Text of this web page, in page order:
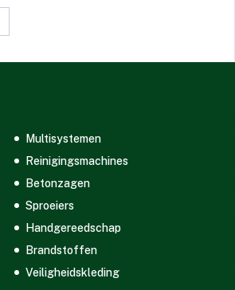
Multisystemen
Reinigingsmachines
Betonzagen
Sproeiers
Handgereedschap
Brandstoffen
Veiligheidskleding